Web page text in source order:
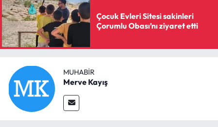
Çocuk Evleri Sitesi sakinleri
Çorumlu Obası’nı ziyaret etti
MUHABIR
Merve Kayış